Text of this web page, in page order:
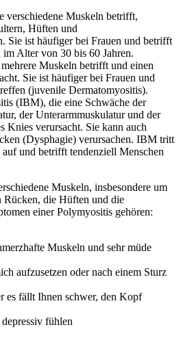
verschiedene Muskeln betrifft,
Hüften und
Sie ist häufiger bei Frauen und betrifft
Alter von 30 bis 60 Jahren.
Muskeln betrifft und einen
Sie ist häufiger bei Frauen und
(juvenile Dermatomyositis).
(IBM), die eine Schwäche der
der Unterarmmuskulatur und der
Knies verursacht. Sie kann auch
(Dysphagie) verursachen. IBM tritt
und betrifft tendenziell Menschen
Muskeln, insbesondere um
Rücken, die Hüften und die
einer Polymyositis gehören:
Muskeln und sehr müde
aufzusetzen oder nach einem Sturz
es fällt Ihnen schwer, den Kopf
fühlen